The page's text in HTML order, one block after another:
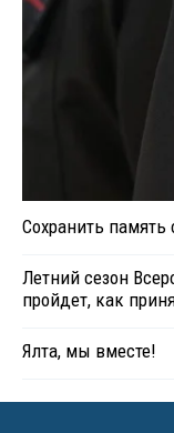
Сохранить память
Летний сезон
пройдет, как
Ялта, мы вместе!